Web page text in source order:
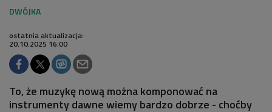
ostatnia aktualizacja:
20.10.2025 16:00
To, że muzykę nową można komponować na
instrumenty dawne wiemy bardzo dobrze - choćby